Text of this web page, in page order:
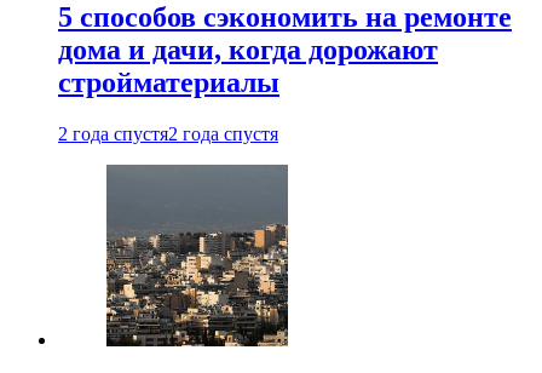
5 способов сэкономить на ремонте
дома и дачи, когда дорожают
стройматериалы
2 года спустя2 года спустя